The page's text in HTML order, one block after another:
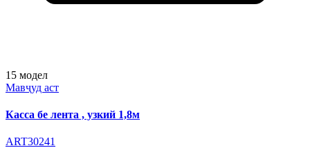
15 модел
Мавҷуд аст
Касса бе лента , узкий 1,8м
ART30241